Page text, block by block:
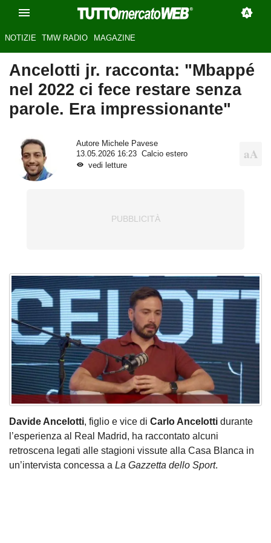
NOTIZIE TMW RADIO MAGAZINE
Ancelotti jr. racconta: "Mbappé
nel 2022 ci fece restare senza
parole. Era impressionante"
Autore Michele Pavese
13.05.2026 16:23
Calcio estero
vedi letture
Davide Ancelotti, figlio e vice di Carlo Ancelotti durante
l’esperienza al Real Madrid, ha raccontato alcuni
retroscena legati alle stagioni vissute alla Casa Blanca in
un’intervista concessa a La Gazzetta dello Sport.